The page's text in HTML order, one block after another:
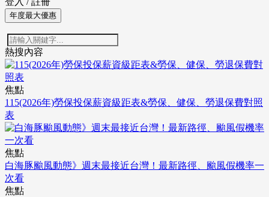
年度最大優惠
熱搜內容
焦點
115(2026年)勞保投保薪資級距表&勞保、健保、勞退保費對照
表
焦點
白海豚颱風動態》週末最接近台灣！最新路徑、颱風假機率一
次看
焦點